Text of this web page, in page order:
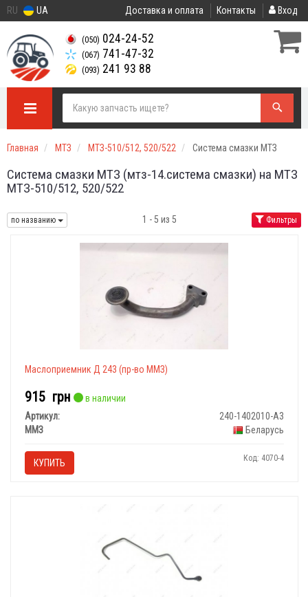
RU UA Доставка и оплата Контакты Вход
(050) 024-24-52
(067) 741-47-32
(093) 241 93 88
Главная МТЗ МТЗ-510/512, 520/522 Система смазки МТЗ
Система смазки МТЗ (мтз-14.система смазки) на МТЗ
МТЗ-510/512, 520/522
по названию 1 - 5 из 5 Фильтры
Маслоприемник Д 243 (пр-во ММЗ)
915 грн
в наличии
Артикул:
240-1402010-А3
ММЗ
Беларусь
КУПИТЬ Код: 4070-4